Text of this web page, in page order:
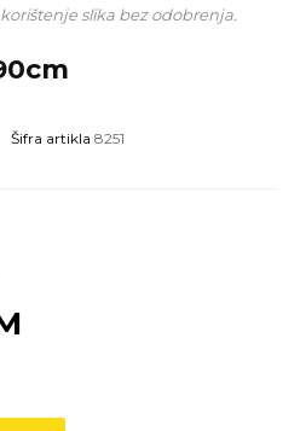
slika bez odobrenja.
Šifra artikla 8251